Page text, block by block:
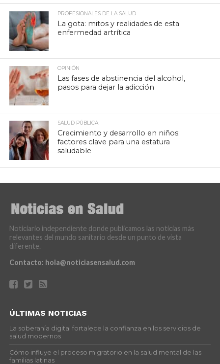
PROFESIONALES DE LA SALUD
La gota: mitos y realidades de esta
enfermedad artrítica
OPINIÓN
Las fases de abstinencia del alcohol,
pasos para dejar la adicción
SALUD PÚBLICA
Crecimiento y desarrollo en niños:
factores clave para una estatura
saludable
Noticiario independiente donde publicamos las noticias más
relevantes del mundo sanitario desde un punto de vista
diferente.
Contacto: hola@noticiasensalud.com
ÚLTIMAS NOTICIAS
La soberanía digital fortalece la confianza en los servicios de
salud modernos
Cómo influye el proceso migratorio en la salud mental de las
familias latinas